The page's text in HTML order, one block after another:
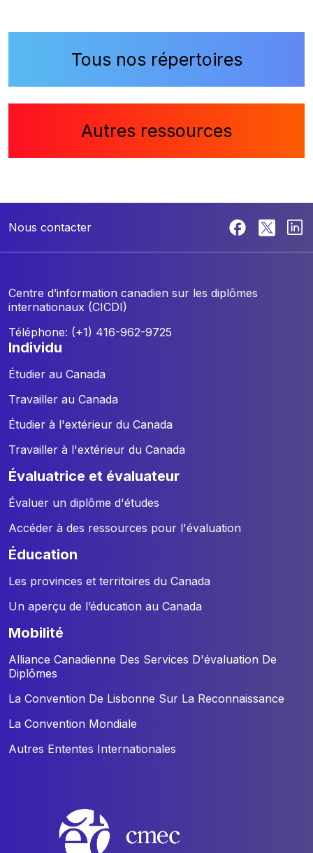
Tous nos répertoires
Autres ressources
Nous contacter
Centre d’information canadien sur les diplômes
internationaux (CICDI)
Téléphone: (+1) 416-962-9725
individu
Étudier au Canada
Travailler au Canada
Étudier à l'extérieur du Canada
Travailler à l'extérieur du Canada
évaluatrice et évaluateur
Évaluer un diplôme d'études
Accéder à des ressources pour l'évaluation
éducation
Les provinces et territoires du Canada
Un aperçu de l’éducation au Canada
mobilité
Alliance Canadienne Des Services D'évaluation De
Diplômes
La Convention De Lisbonne Sur La Reconnaissance
La Convention Mondiale
Autres Ententes Internationales